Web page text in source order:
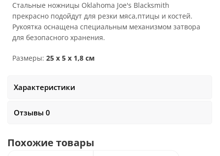
Стальные ножницы Oklahoma Joe's Blacksmith
прекрасно подойдут для резки мяса,птицы и костей.
Рукоятка оснащена специальным механизмом затвора
для безопасного хранения.
Размеры: 25 х 5 х 1,8 см
Характеристики
Отзывы 0
Похожие товары